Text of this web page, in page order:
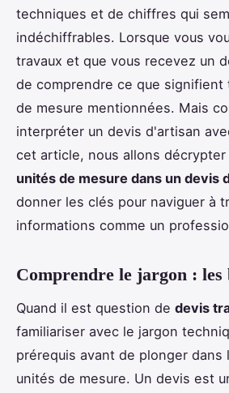
techniques et de chiffres qui
indéchiffrables. Lorsque vous
travaux et que vous recevez un
de comprendre ce que signifient
de mesure mentionnées. Mais
interpréter un devis d'artisan
cet article, nous allons décrypter
unités de mesure dans un devis
donner les clés pour naviguer à
informations comme un
Comprendre le jargon : les
Quand il est question de devis
familiariser avec le jargon
prérequis avant de plonger dans
unités de mesure. Un devis est